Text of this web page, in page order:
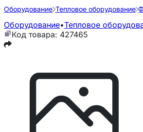
Оборудование Тепловое оборудование
Оборудование•Тепловое
Код товара: 427465